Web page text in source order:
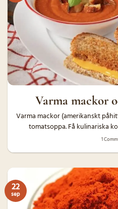
Varma mackor
Varma mackor (amerikanskt
tomatsoppa. Få kulinariska
1
22
sep